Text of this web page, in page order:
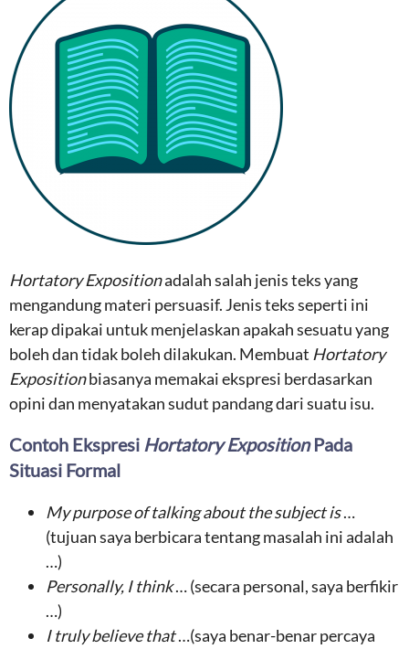
Hortatory Expositionadalah salah jenis teks yang
mengandung materi persuasif. Jenis teks seperti ini
kerap dipakai untuk menjelaskan apakah sesuatu yang
boleh dan tidak boleh dilakukan. Membuat Hortatory
Expositionbiasanya memakai ekspresi berdasarkan
opini dan menyatakan sudut pandang dari suatu isu.
Contoh Ekspresi Hortatory ExpositionPada
Situasi Formal
My purpose of talking about the subject is…
(tujuan saya berbicara tentang masalah ini adalah
…)
Personally, I think… (secara personal, saya berfikir
…)
I truly believe that…(saya benar-benar percaya